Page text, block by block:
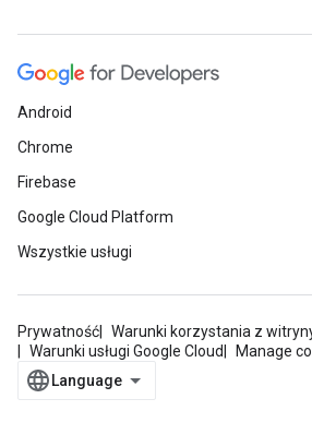
Android
Chrome
Firebase
Google Cloud Platform
Wszystkie usługi
Prywatność
Warunki korzystania z
Warunki usługi Google Cloud
Manage